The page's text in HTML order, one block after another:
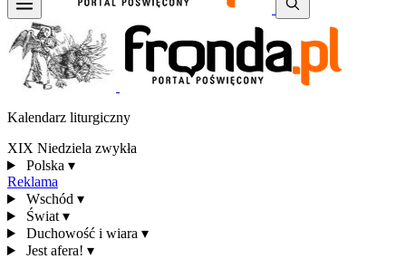
Kalendarz liturgiczny
XIX Niedziela zwykła
Polska ▾
Reklama
Wschód ▾
Świat ▾
Duchowość i wiara ▾
Jest afera! ▾